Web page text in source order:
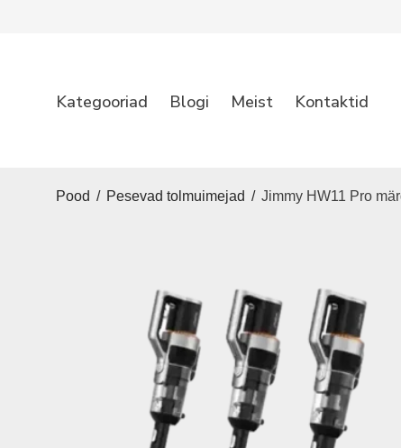
Kategooriad Blogi Meist Kontaktid
Pood / Pesevad tolmuimejad / Jimmy HW11 Pro